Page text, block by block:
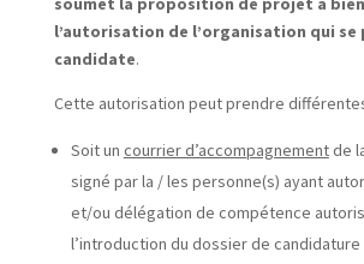
l’autorisation de l’organisation qui se
candidate.
Cette autorisation peut prendre
Soit un courrier d’accompagnementde
signé par la / les personne(s) ayant
et/ou délégation de compétence
l’introduction du dossier de candidature